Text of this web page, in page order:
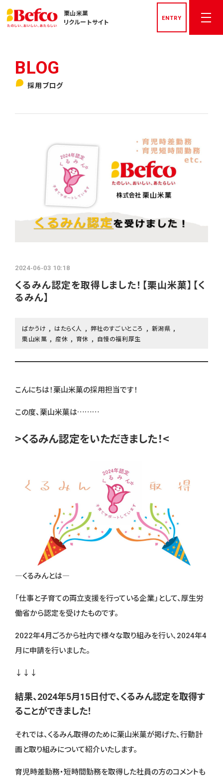
栗山米菓
リクルートサイト
ENTRY
先輩社員インタビュー
栗山米菓を知る
数字でみる栗山米菓
私たちの文化
よくあるご質問
インターンシップ
採用ブログ
2024-06-03 10:18
くるみん認定を取得しました！【栗山米菓】【く
るみん】
ばかうけ はたらく人 弊社のすごいところ
新潟県
栗山米菓
産休 育休 自慢の福利厚生
こんにちは！栗山米菓の採用担当です！
この度、栗山米菓は………
>くるみん認定をいただきました！<
―くるみんとは―
「仕事と子育ての両立支援を行っている企業」として、厚生労
働省から認定を受けたものです。
2022年4月ごろから社内で様々な取り組みを行い、2024年4
月に申請を行いました。
↓↓↓
結果、2024年5月15日付で、くるみん認定を取得す
ることができました！
それでは、くるみん取得のために栗山米菓が掲げた、行動計
画と取り組みについて紹介いたします。
育児時差勤務・短時間勤務を取得した社員の方のコメントも